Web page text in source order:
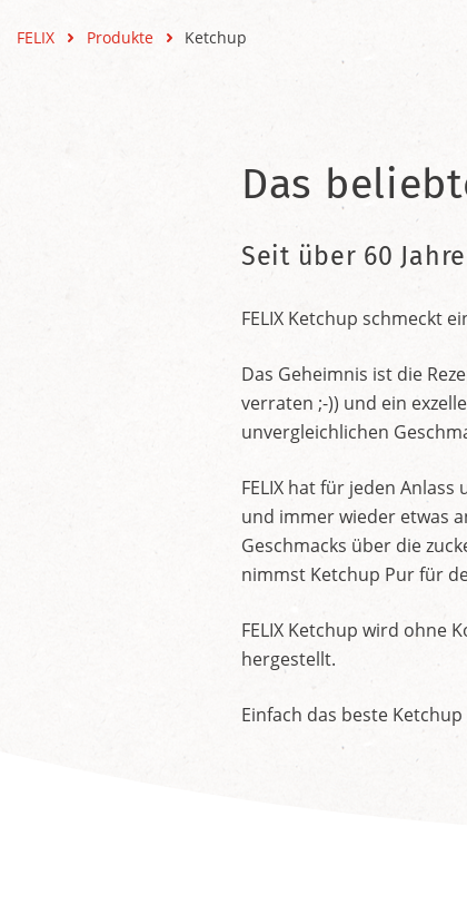
FELIX Produkte Ketchup
Das
Seit über 60
FELIX Ketchup schmeckt
Das Geheimnis ist die
verraten ;-)) und ein
unvergleichlichen
FELIX hat für jeden
und immer wieder etwas
Geschmacks über die
nimmst Ketchup Pur für
FELIX Ketchup wird ohne
hergestellt.
Einfach das beste Ketchup